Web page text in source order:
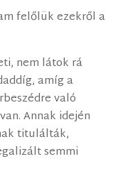
felőlük ezekről a
nem látok rá
amíg a
való
Annak idején
titulálták,
semmi